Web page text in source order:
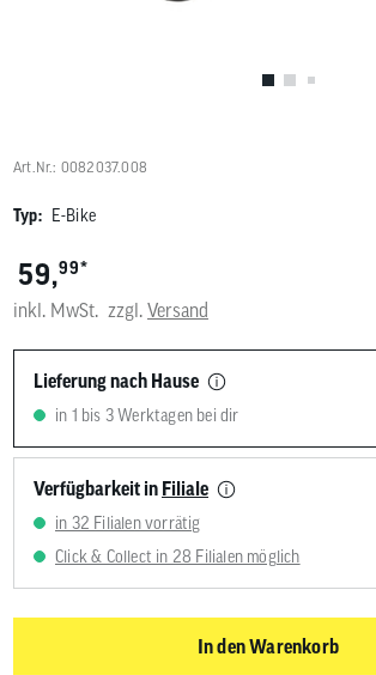
Art.Nr.: 0082037.008
Typ: E-Bike
59,99*
inkl. MwSt. zzgl. Versand
Lieferung nach Hause
in 1 bis 3 Werktagen bei dir
Verfügbarkeit in Filiale
in 32 Filialen vorrätig
Click & Collect in 28 Filialen möglich
In den Warenkorb